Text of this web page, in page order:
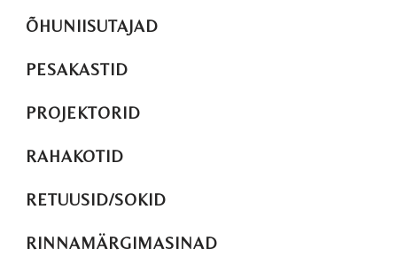
ÕHUNIISUTAJAD
PESAKASTID
PROJEKTORID
RAHAKOTID
RETUUSID/SOKID
RINNAMÄRGIMASINAD